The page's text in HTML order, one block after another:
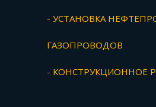
- УСТАНОВКА
ГАЗОПРОВОДОВ
- КОНСТРУКЦИОННОЕ